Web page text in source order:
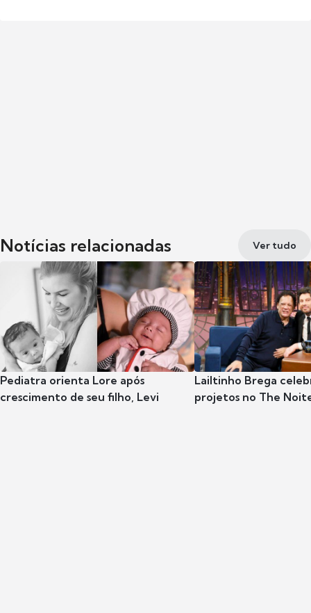
Notícias relacionadas Ver tudo
Pediatra orienta Lore após
crescimento de seu filho, Levi
Lailtinho Brega
projetos no The